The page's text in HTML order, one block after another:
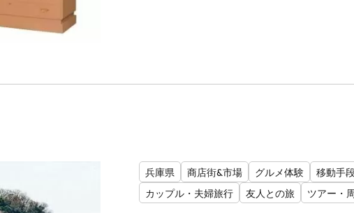
兵庫県 商店街&市場 グルメ体験 移動手
カップル・夫婦旅行
友人との旅 ツアー・